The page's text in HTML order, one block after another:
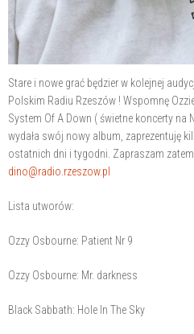
Stare i nowe grać będzier w kolejnej
Polskim Radiu Rzeszów ! Wspomnę
System Of A Down ( świetne koncerty na
wydała swój nowy album, zaprezentuję
ostatnich dni i tygodni. Zapraszam
dino@radio.rzeszow.pl
Lista utworów:
Ozzy Osbourne: Patient Nr 9
Ozzy Osbourne: Mr. darkness
Black Sabbath: Hole In The Sky